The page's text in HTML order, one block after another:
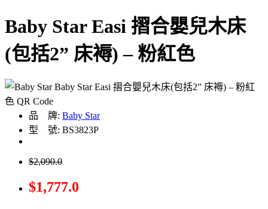
Baby Star Easi 摺合嬰兒木床
(包括2” 床褥) – 粉紅色
品 牌: Baby Star
型 號: BS3823P
$2,090.0
$1,777.0